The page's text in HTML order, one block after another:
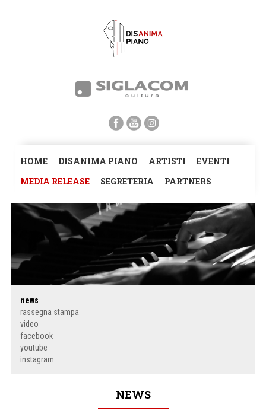
HOME DISANIMA PIANO ARTISTI
EVENTI
MEDIA RELEASE
SEGRETERIA PARTNERS
news
rassegna stampa
video
facebook
youtube
instagram
NEWS